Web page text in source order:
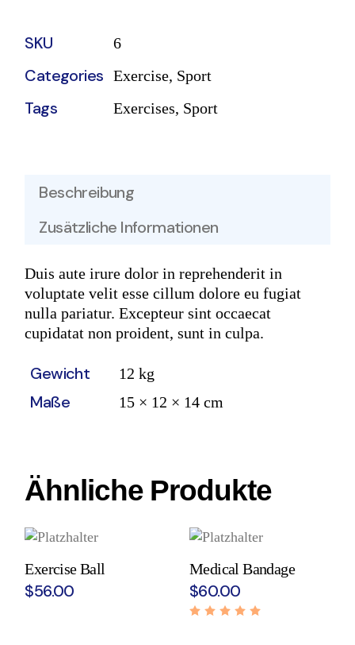
SKU 6
Categories Exercise, Sport
Tags Exercises, Sport
Beschreibung
Zusätzliche Informationen
Duis aute irure dolor in reprehenderit in
voluptate velit esse cillum dolore eu fugiat
nulla pariatur. Excepteur sint occaecat
cupidatat non proident, sunt in culpa.
Gewicht 12 kg
Maße 15 × 12 × 14 cm
Ähnliche Produkte
Exercise Ball
$56.00
Medical Bandage
$60.00